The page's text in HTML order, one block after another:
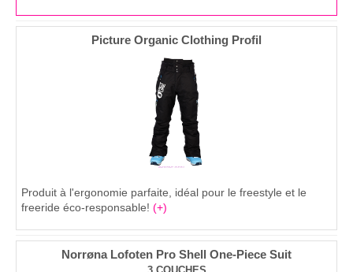
Picture Organic Clothing Profil
Produit à l'ergonomie parfaite, idéal pour le freestyle et le
freeride éco-responsable! (+)
Norrøna Lofoten Pro Shell One-Piece Suit